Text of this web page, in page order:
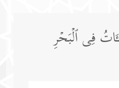
فِی ٱلۡبَحۡرِ